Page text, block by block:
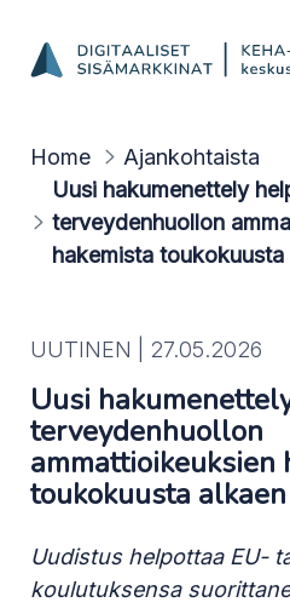
Home
Ajankohtaista
Uusi hakumenettely
terveydenhuollon
hakemista toukokuusta
UUTINEN | 27.05.2026
Uusi
terveydenhuollon
ammattioikeuksien
toukokuusta alkaen
Uudistus helpottaa EU-
koulutuksensa